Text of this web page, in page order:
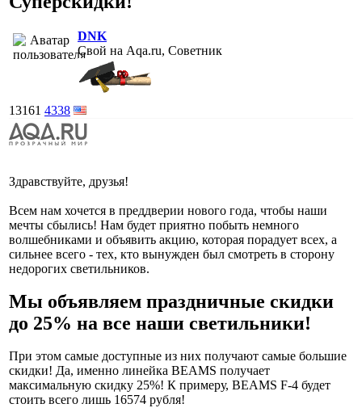
DNK
Свой на Aqa.ru, Советник
13161 4338
Здравствуйте, друзья!
Всем нам хочется в преддверии нового года, чтобы наши
мечты сбылись! Нам будет приятно побыть немного
волшебниками и объявить акцию, которая порадует всех, а
сильнее всего - тех, кто вынужден был смотреть в сторону
недорогих светильников.
Мы объявляем праздничные скидки
до 25% на все наши светильники!
При этом самые доступные из них получают самые большие
скидки! Да, именно линейка BEAMS получает
максимальную скидку 25%! К примеру, BEAMS F-4 будет
стоить всего лишь 16574 рубля!